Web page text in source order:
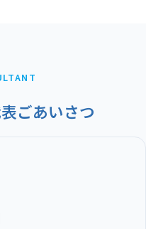
ごあいさつ